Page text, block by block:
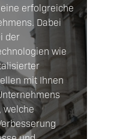
erfolgreiche
Dabei
der
wie
mit Ihnen
welche